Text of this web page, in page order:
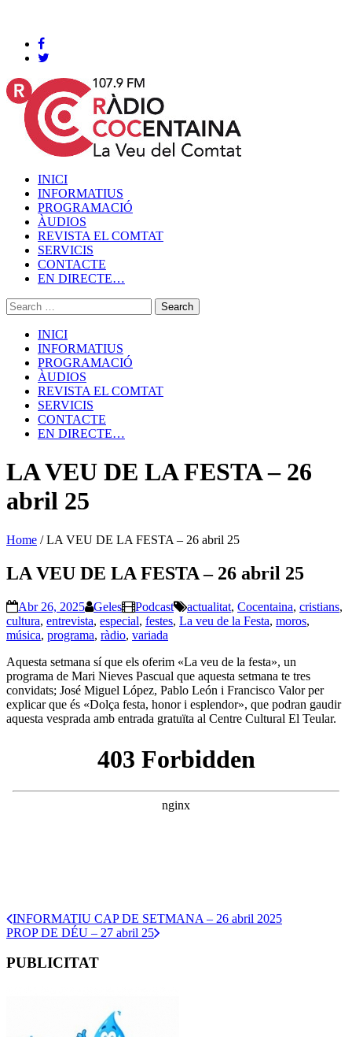
INICI
INFORMATIUS
PROGRAMACIÓ
ÀUDIOS
REVISTA EL COMTAT
SERVICIS
CONTACTE
EN DIRECTE…
INICI
INFORMATIUS
PROGRAMACIÓ
ÀUDIOS
REVISTA EL COMTAT
SERVICIS
CONTACTE
EN DIRECTE…
LA VEU DE LA FESTA – 26
abril 25
Home /LA VEU DE LA FESTA – 26 abril 25
LA VEU DE LA FESTA – 26 abril 25
Abr 26, 2025 Geles Podcast actualitat, Cocentaina, cristians,
cultura, entrevista, especial, festes, La veu de la Festa, moros,
música, programa, ràdio, variada
Aquesta setmana sí que els oferim «La veu de la festa», un
programa de Mari Nieves Pascual que aquesta setmana te tres
convidats; José Miguel López, Pablo León i Francisco Valor per
explicar que és «Dolça festa, honor i esplendor», que podran gaudir
aquesta vesprada amb entrada gratuïta al Centre Cultural El Teular.
INFORMATIU CAP DE SETMANA – 26 abril 2025
PROP DE DÉU – 27 abril 25
PUBLICITAT